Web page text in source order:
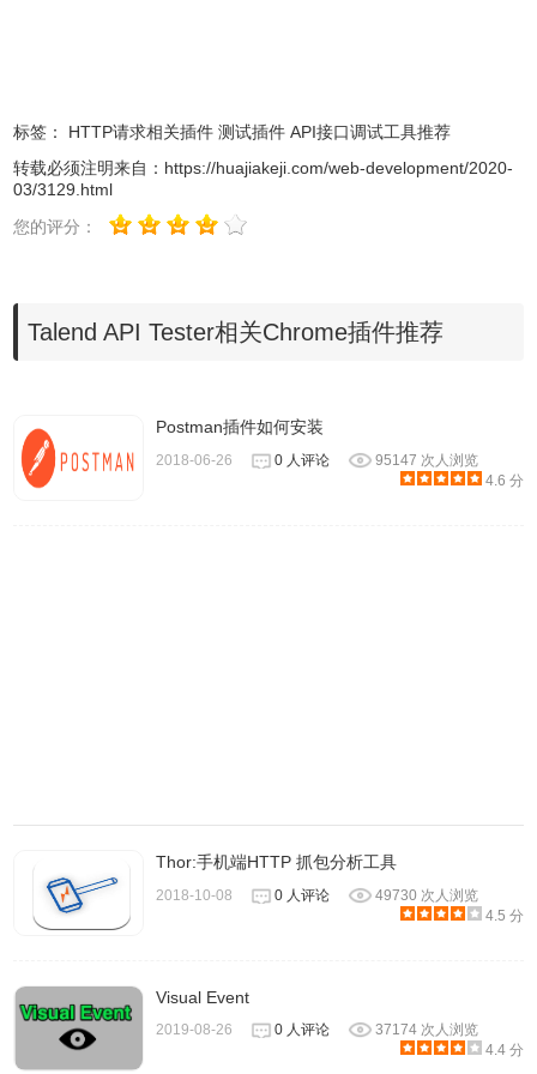
7、轻松导入您的邮递员收藏，Swagger / OAS / OpenAPI和
HAR（HTTP存档）。
1.Talend API Tester插件
【chrome://extensions/】进入chrome扩展程序，解压你在
本站下载的插件，并拖入扩展程序页即可。
插件安装时出现"CRX-HEADER-INVALID"解决方法
好后即可使用。
标签： HTTP请求相关插件 测试插件 API接口调试工具推荐
转载必须注明来自： https://huajiakeji.com/web-development/2020-
03/3129.html
您的评分：
Talend API Tester相关Chrome插件推荐
Postman插件如何安装
2018-06-26 0 人评论
95147 次人浏览
4.6 分
Thor:手机端HTTP 抓包分析工具
2018-10-08 0 人评论
49730 次人浏览
4.5 分
Visual Event
2019-08-26 0 人评论
37174 次人浏览
4.4 分